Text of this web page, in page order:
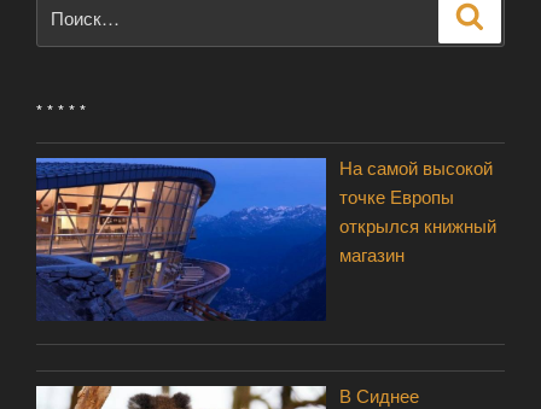
* * * * *
На самой высокой
точке Европы
открылся книжный
магазин
В Сиднее